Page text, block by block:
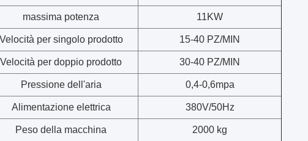
massima potenza 11KW
Velocità per singolo prodotto 15-40 PZ/MIN
Velocità per doppio prodotto 30-40 PZ/MIN
Pressione dell'aria 0,4-0,6mpa
Alimentazione elettrica 380V/50Hz
Peso della macchina 2000 kg